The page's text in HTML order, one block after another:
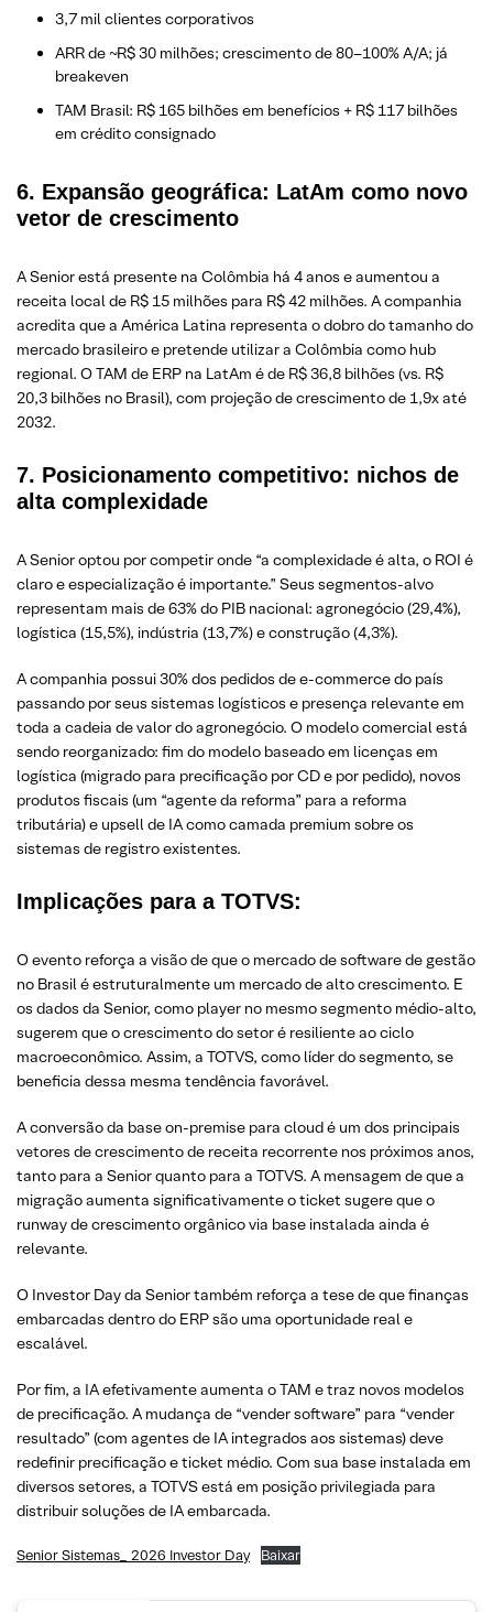
3,7 mil clientes corporativos
ARR de ~R$ 30 milhões; crescimento de 80–100% A/A; já
breakeven
TAM Brasil: R$ 165 bilhões em benefícios + R$ 117 bilhões
em crédito consignado
6. Expansão geográfica: LatAm como novo
vetor de crescimento
A Senior está presente na Colômbia há 4 anos e aumentou a
receita local de R$ 15 milhões para R$ 42 milhões. A companhia
acredita que a América Latina representa o dobro do tamanho do
mercado brasileiro e pretende utilizar a Colômbia como hub
regional. O TAM de ERP na LatAm é de R$ 36,8 bilhões (vs. R$
20,3 bilhões no Brasil), com projeção de crescimento de 1,9x até
2032.
7. Posicionamento competitivo: nichos de
alta complexidade
A Senior optou por competir onde “a complexidade é alta, o ROI é
claro e especialização é importante.” Seus segmentos-alvo
representam mais de 63% do PIB nacional: agronegócio (29,4%),
logística (15,5%), indústria (13,7%) e construção (4,3%).
A companhia possui 30% dos pedidos de e-commerce do país
passando por seus sistemas logísticos e presença relevante em
toda a cadeia de valor do agronegócio. O modelo comercial está
sendo reorganizado: fim do modelo baseado em licenças em
logística (migrado para precificação por CD e por pedido), novos
produtos fiscais (um “agente da reforma” para a reforma
tributária) e upsell de IA como camada premium sobre os
sistemas de registro existentes.
Implicações para a TOTVS:
O evento reforça a visão de que o mercado de software de gestão
no Brasil é estruturalmente um mercado de alto crescimento. E
os dados da Senior, como player no mesmo segmento médio-alto,
sugerem que o crescimento do setor é resiliente ao ciclo
macroeconômico. Assim, a TOTVS, como líder do segmento, se
beneficia dessa mesma tendência favorável.
A conversão da base on-premise para cloud é um dos principais
vetores de crescimento de receita recorrente nos próximos anos,
tanto para a Senior quanto para a TOTVS. A mensagem de que a
migração aumenta significativamente o ticket sugere que o
runway de crescimento orgânico via base instalada ainda é
relevante.
O Investor Day da Senior também reforça a tese de que finanças
embarcadas dentro do ERP são uma oportunidade real e
escalável.
Por fim, a IA efetivamente aumenta o TAM e traz novos modelos
de precificação. A mudança de “vender software” para “vender
resultado” (com agentes de IA integrados aos sistemas) deve
redefinir precificação e ticket médio. Com sua base instalada em
diversos setores, a TOTVS está em posição privilegiada para
distribuir soluções de IA embarcada.
Senior Sistemas_ 2026 Investor Day Baixar